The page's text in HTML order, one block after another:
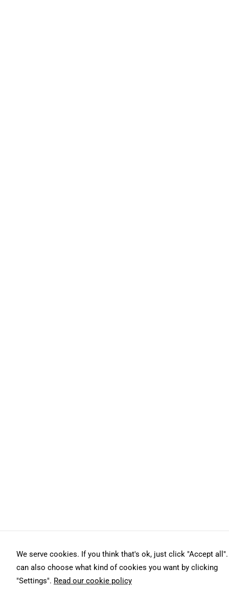
We serve cookies. If you think that's ok, just click "Accept
can also choose what kind of cookies you want by clicking
"Settings". Read our cookie policy